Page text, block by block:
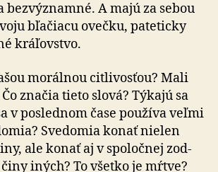
bez­významné. A majú za sebou
bľačiacu ovečku, pateticky
kráľovstvo.
morálnou citlivosťou? Mali
značia tieto slová? Týkajú sa
v poslednom čase používa veľmi
Svedomia konať nielen
ale konať aj v spo­loč­nej zod­
iných? To všetko je mŕtve?